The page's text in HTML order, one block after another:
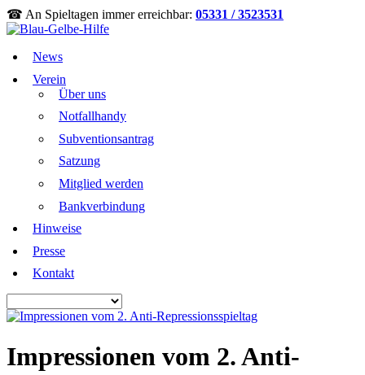
☎ An Spieltagen immer erreichbar: 05331 / 3523531
News
Verein
Über uns
Notfallhandy
Subventionsantrag
Satzung
Mitglied werden
Bankverbindung
Hinweise
Presse
Kontakt
Impressionen vom 2. Anti-